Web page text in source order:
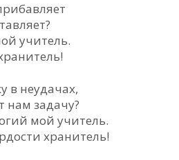
учитель.
в неудачах,
нам задачу?
мой учитель.
хранитель!